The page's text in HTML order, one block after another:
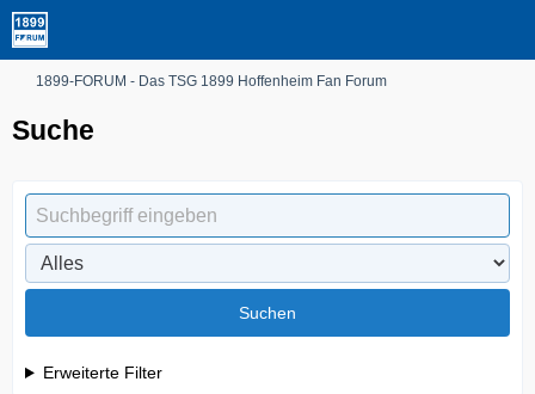
1899-FORUM - Das TSG 1899 Hoffenheim Fan Forum
Suche
Suchen
Erweiterte Filter